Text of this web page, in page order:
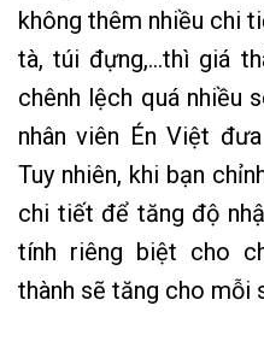
không thêm nhiều chi
tà, túi đựng,…thì giá
chênh lệch quá nhiều
nhân viên Én Việt
Tuy nhiên, khi bạn
chi tiết để tăng độ
tính riêng biệt cho
thành sẽ tăng cho mỗi